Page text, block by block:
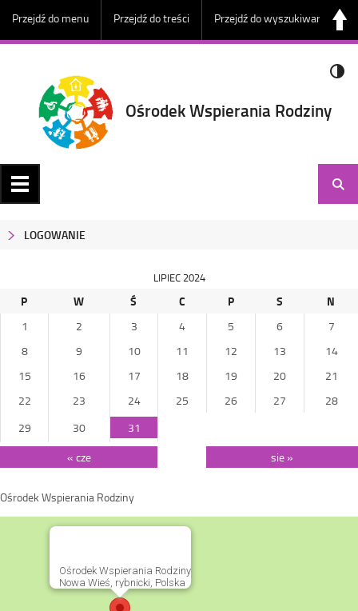
Przejdź do menu Przejdź do treści Przejdź do wyszukiwarki
Ośrodek Wspierania Rodziny
LOGOWANIE
LIPIEC 2024
P W Ś C P S N
« cze sie »
1 2 3 4 5 6
7
8
9 10 11 12 13
14
15
16 17 18 19 20
21
22
23 24 25 26 27
28
29
30 31
Ośrodek Wspierania Rodziny
Ośrodek Wspierania Rodziny
Nowa Wieś, rybnicki, Polska